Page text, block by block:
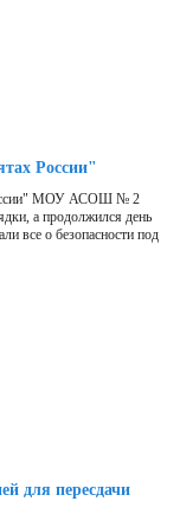
России"
России" МОУ АСОШ № 2
а продолжился день
все о безопасности под
для пересдачи